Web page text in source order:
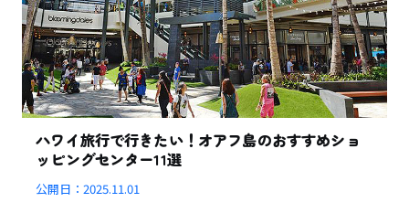
ハワイ旅行で行きたい！オアフ島のおすすめショ
ッピングセンター11選
公開日：2025.11.01